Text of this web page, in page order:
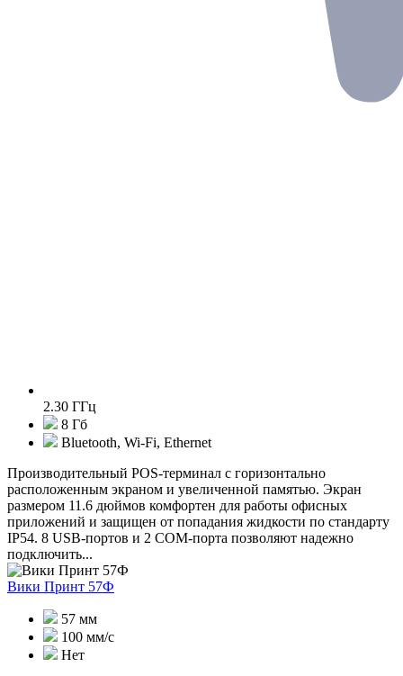
2.30 ГГц
8 Гб
Bluetooth, Wi-Fi, Ethernet
Производительный POS-терминал с горизонтально
расположенным экраном и увеличенной памятью. Экран
размером 11.6 дюймов комфортен для работы офисных
приложений и защищен от попадания жидкости по стандарту
IP54. 8 USB-портов и 2 COM-порта позволяют надежно
подключить...
Вики Принт 57Ф
57 мм
100 мм/с
Нет